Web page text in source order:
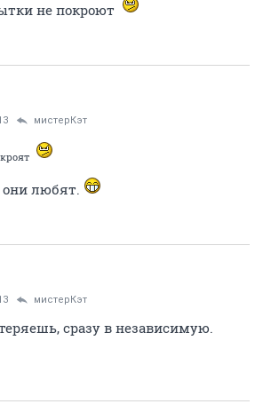
не покроют
мистерКэт
любят.
мистерКэт
сразу в независимую.